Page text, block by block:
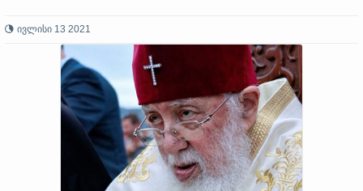
ივლისი 13 2021